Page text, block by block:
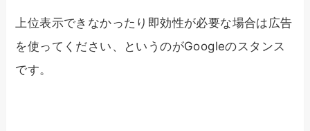
上位表示できなかったり即効性が必要な場合は広告
を使ってください、というのがGoogleのスタンス
です。